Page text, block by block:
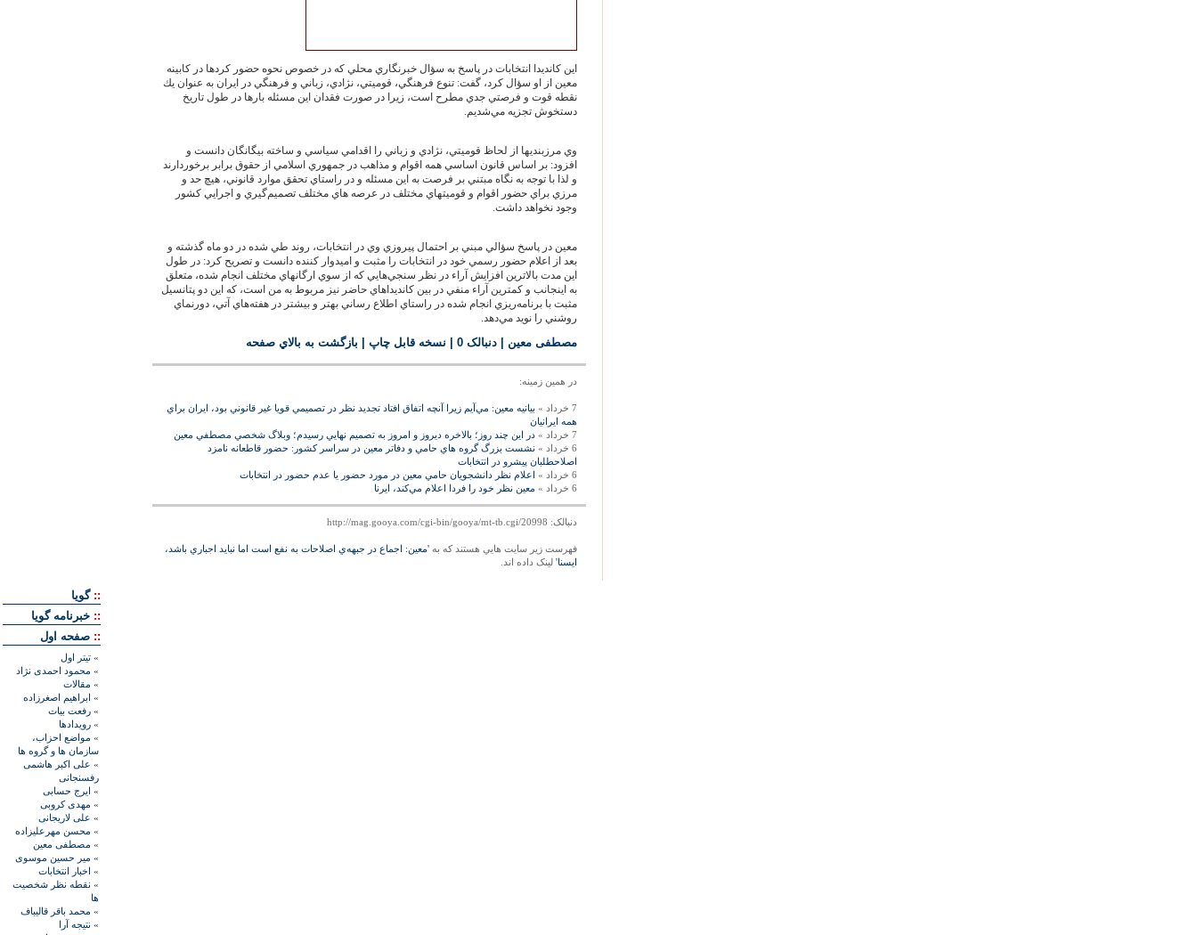
اين كانديدا انتخابات در پاسخ به سؤال خبرنگاري محلي كه در خصوص نحوه حضور كردها در كابينه
معين از او سؤال كرد، گفت: تنوع فرهنگي، قوميتي، نژادي، زباني و فرهنگي در ايران به عنوان يك
نقطه قوت و فرصتي جدي مطرح است، زيرا در صورت فقدان اين مسئله بارها در طول تاريخ
دستخوش تجزيه مي‌شديم.
وي مرزبنديها از لحاظ قوميتي، نژادي و زباني را اقدامي سياسي و ساخته بيگانگان دانست و
افزود: بر اساس قانون اساسي همه اقوام و مذاهب در جمهوري اسلامي از حقوق برابر برخوردارند
و لذا با توجه به نگاه مبتني بر فرصت به اين مسئله و در راستاي تحقق موارد قانوني، هيچ حد و
مرزي براي حضور اقوام و قوميتهاي مختلف در عرصه هاي مختلف تصميم‌گيري و اجرايي كشور
وجود نخواهد داشت.
معين در پاسخ سؤالي مبني بر احتمال پيروزي وي در انتخابات، روند طي شده در دو ماه گذشته و
بعد از اعلام حضور رسمي خود در انتخابات را مثبت و اميدوار كننده دانست و تصريح كرد: در طول
اين مدت بالاترين افزايش آراء در نظر سنجي‌هايي كه از سوي ارگانهاي مختلف انجام شده، متعلق
به اينجانب و كمترين آراء منفي در بين كانديداهاي حاضر نيز مربوط به من است، كه اين دو پتانسيل
مثبت با برنامه‌ريزي انجام شده در راستاي اطلاع رساني بهتر و بيشتر در هفته‌هاي آتي، دورنماي
روشني را نويد مي‌دهد.
مصطفی معين | دنبالک 0 نسخه قابل چاپ بازگشت به بالاي صفحه
در همين زمينه:
7 خرداد »
بیانیه معین: مي‌آيم زيرا آنچه اتفاق افتاد تجديد نظر در تصميمي قويا غير قانوني بود، ايران براي
همه ايرانيان
7 خرداد »
در اين چند روز؛ بالاخره ديروز و امروز به تصميم نهايي رسيدم؛ وبلاگ شخصي مصطفي معين
6 خرداد »
نشست بزرگ گروه هاي حامي و دفاتر معين در سراسر كشور: حضور قاطعانه نامزد
اصلاحطلبان پيشرو در انتخابات
6 خرداد »
اعلام نظر دانشجويان حامي معين در مورد حضور يا عدم حضور در انتخابات
6 خرداد »
معين نظر خود را فردا اعلام مي‌كند، ايرنا
دنبالک: http://mag.gooya.com/cgi-bin/gooya/mt-tb.cgi/20998
فهرست زير سايت هايي هستند که به 'معين: اجماع در جبهه‌ي اصلاحات به نفع است اما نبايد اجباري باشد،
ايسنا' لينک داده اند.
::گويا
:: خبرنامه گويا
:: صفحه اول
» تيتر اول
» محمود احمدی نژاد
» مقالات
» ابراهيم اصغرزاده
» رفعت بیات
» رويدادها
» مواضع احزاب،
سازمان ها و گروه ها
» علی اکبر هاشمی
رفسنجانی
» ايرج حسابی
» مهدی کروبی
» علی لاريجانی
» محسن مهرعليزاده
» مصطفی معين
» مير حسين موسوی
» اخبار انتخابات
» نقطه نظر شخصيت
ها
» محمد باقر قاليباف
» نتيجه آرا